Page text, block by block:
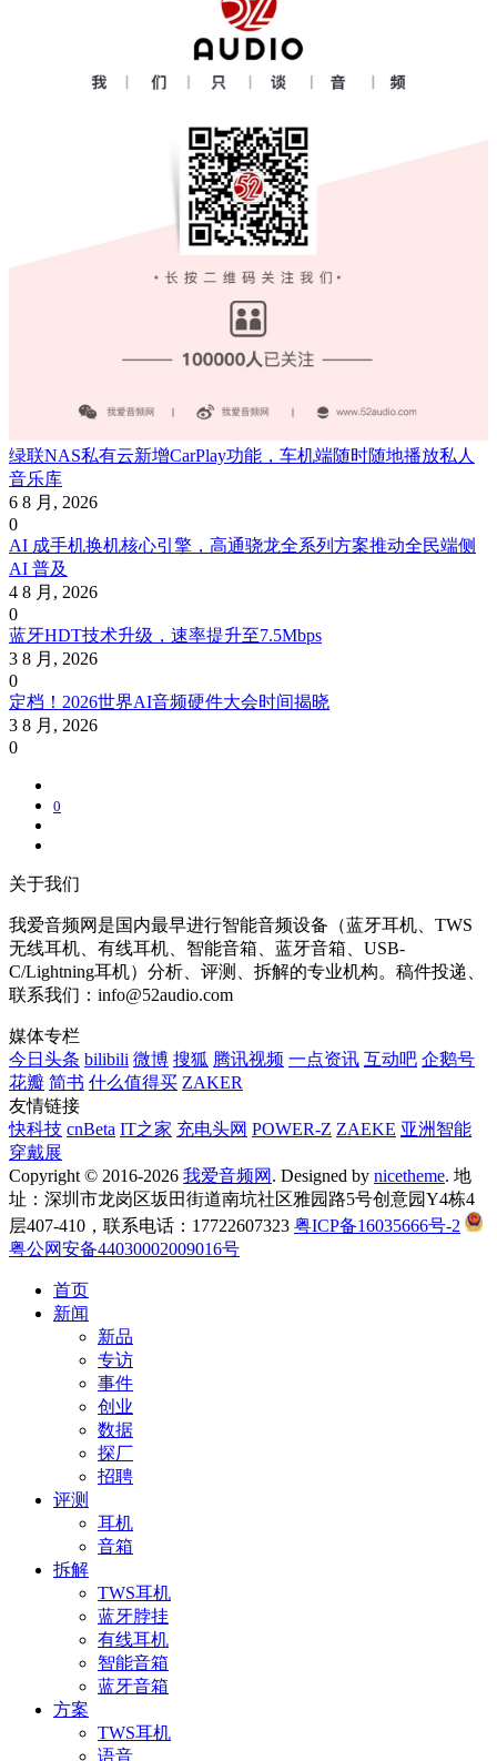
绿联NAS私有云新增CarPlay功能，车机端随时随地播放私人
音乐库
6 8 月, 2026
0
AI 成手机换机核心引擎，高通骁龙全系列方案推动全民端侧
AI 普及
4 8 月, 2026
0
蓝牙HDT技术升级，速率提升至7.5Mbps
3 8 月, 2026
0
定档！2026世界AI音频硬件大会时间揭晓
3 8 月, 2026
0
0
关于我们
我爱音频网是国内最早进行智能音频设备（蓝牙耳机、TWS
无线耳机、有线耳机、智能音箱、蓝牙音箱、USB-
C/Lightning耳机）分析、评测、拆解的专业机构。稿件投递、
联系我们：info@52audio.com
媒体专栏
今日头条 bilibili 微博 搜狐 腾讯视频 一点资讯 互动吧 企鹅号
花瓣 简书 什么值得买 ZAKER
友情链接
快科技 cnBeta IT之家 充电头网 POWER-Z ZAEKE 亚洲智能
穿戴展
Copyright © 2016-2026 我爱音频网 . Designed by nicetheme. 地
址：深圳市龙岗区坂田街道南坑社区雅园路5号创意园Y4栋4
层407-410，联系电话：17722607323 粤ICP备16035666号-2
粤公网安备44030002009016号
首页
新闻
新品
专访
事件
创业
数据
探厂
招聘
评测
耳机
音箱
拆解
TWS耳机
蓝牙脖挂
有线耳机
智能音箱
蓝牙音箱
方案
TWS耳机
语音